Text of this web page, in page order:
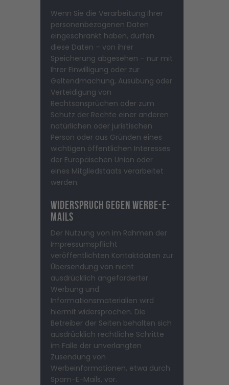
Wenn Sie die Verarbeitung Ihrer
personenbezogenen Daten
eingeschränkt haben, dürfen
diese Daten – von ihrer
Speicherung abgesehen – nur mit
Ihrer Einwilligung oder zur
Geltendmachung, Ausübung oder
Verteidigung von
Rechtsansprüchen oder zum
Schutz der Rechte einer anderen
natürlichen oder juristischen
Person oder aus Gründen eines
wichtigen öffentlichen Interesses
der Europäischen Union oder
eines Mitgliedstaats verarbeitet
werden.
Widerspruch gegen Werbe-E-
Mails
Der Nutzung von im Rahmen der
Impressumspflicht
veröffentlichten Kontaktdaten zur
Übersendung von nicht
ausdrücklich angeforderter
Werbung und
Informationsmaterialien wird
hiermit widersprochen. Die
Betreiber der Seiten behalten sich
ausdrücklich rechtliche Schritte
im Falle der unverlangten
Zusendung von
Werbeinformationen, etwa durch
Spam-E-Mails, vor.